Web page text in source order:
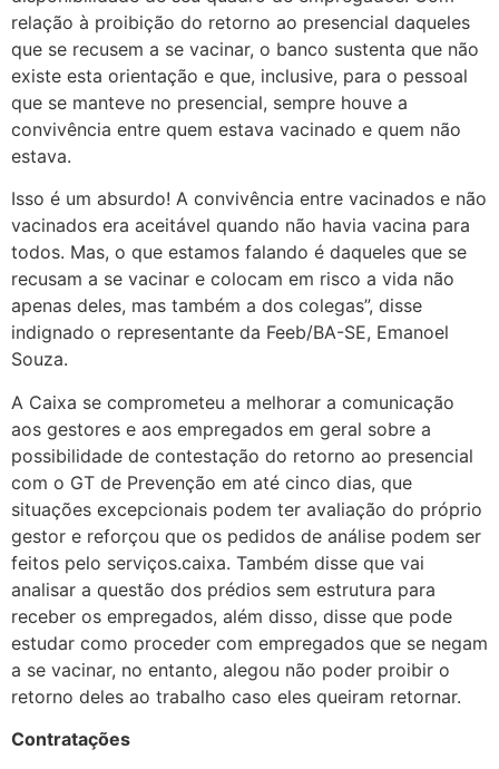
relação à proibição do retorno ao presencial daqueles
que se recusem a se vacinar, o banco sustenta que não
existe esta orientação e que, inclusive, para o pessoal
que se manteve no presencial, sempre houve a
convivência entre quem estava vacinado e quem não
estava.
Isso é um absurdo! A convivência entre vacinados e não
vacinados era aceitável quando não havia vacina para
todos. Mas, o que estamos falando é daqueles que se
recusam a se vacinar e colocam em risco a vida não
apenas deles, mas também a dos colegas”, disse
indignado o representante da Feeb/BA-SE, Emanoel
Souza.
A Caixa se comprometeu a melhorar a comunicação
aos gestores e aos empregados em geral sobre a
possibilidade de contestação do retorno ao presencial
com o GT de Prevenção em até cinco dias, que
situações excepcionais podem ter avaliação do próprio
gestor e reforçou que os pedidos de análise podem ser
feitos pelo serviços.caixa. Também disse que vai
analisar a questão dos prédios sem estrutura para
receber os empregados, além disso, disse que pode
estudar como proceder com empregados que se negam
a se vacinar, no entanto, alegou não poder proibir o
retorno deles ao trabalho caso eles queiram retornar.
Contratações